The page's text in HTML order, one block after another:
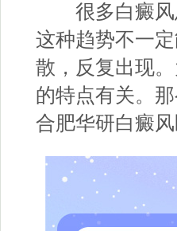
很多白癜风
这种趋势不一
散，反复出现
的特点有关。
合肥华研白癜风